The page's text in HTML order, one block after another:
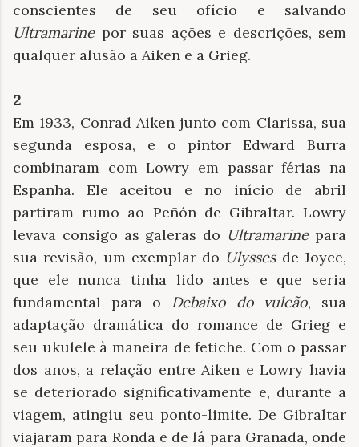
conscientes de seu ofício e salvando
Ultramarinepor suas ações e descrições, sem
qualquer alusão a Aiken e a Grieg.
2
Em 1933, Conrad Aiken junto com Clarissa, sua
segunda esposa, e o pintor Edward Burra
combinaram com Lowry em passar férias na
Espanha. Ele aceitou e no início de abril
partiram rumo ao Peñón de Gibraltar. Lowry
levava consigo as galeras do Ultramarinepara
sua revisão, um exemplar do Ulyssesde Joyce,
que ele nunca tinha lido antes e que seria
fundamental para o Debaixo do vulcão, sua
adaptação dramática do romance de Grieg e
seu ukulele à maneira de fetiche. Com o passar
dos anos, a relação entre Aiken e Lowry havia
se deteriorado significativamente e, durante a
viagem, atingiu seu ponto-limite. De Gibraltar
viajaram para Ronda e de lá para Granada, onde